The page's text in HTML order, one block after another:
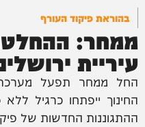
בהוראת פיקוד העורף
ממחר:
עיריית
החל ממחר תפעל מערכת
החינוך ייפתחו כרגיל
ההתגוננות החדשות של